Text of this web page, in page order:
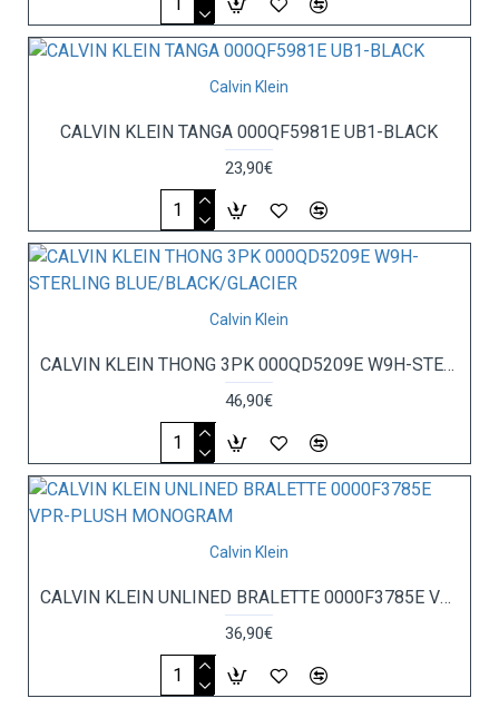
Calvin Klein
CALVIN KLEIN TANGA 000QF5981E UB1-BLACK
23,90€
Calvin Klein
CALVIN KLEIN THONG 3PK 000QD5209E W9H-STERLING BLUE/BLACK/GLACIER
46,90€
Calvin Klein
CALVIN KLEIN UNLINED BRALETTE 0000F3785E VPR-PLUSH MONOGRAM
36,90€